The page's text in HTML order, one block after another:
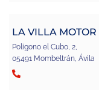
LA VILLA MOTOR
Poligono el Cubo, 2,
05491 Mombeltrán, Ávila